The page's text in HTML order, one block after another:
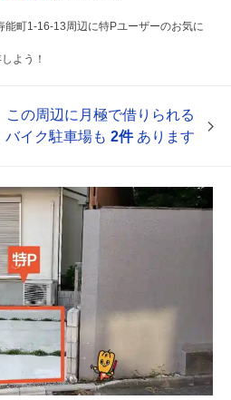
能町1-16-13周辺に特Pユーザーのお気に
よう！
この周辺に月極で借りられる
バイク駐車場も 2件あります